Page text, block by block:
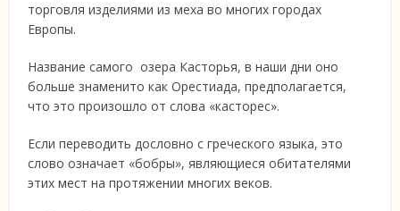
торговля изделиями из меха во многих городах
Европы.
Название самого озера Касторья, в наши дни оно
больше знаменито как Орестиада, предполагается,
что это произошло от слова «касторес».
Если переводить дословно с греческого языка, это
слово означает «бобры», являющиеся обитателями
этих мест на протяжении многих веков.